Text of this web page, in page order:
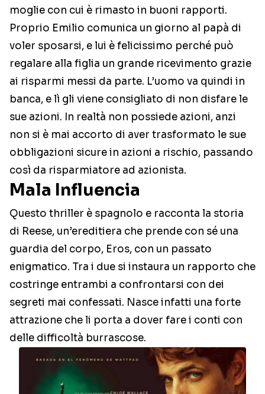
moglie con cui è rimasto in buoni rapporti.
Proprio Emilio comunica un giorno al papà di
voler sposarsi, e lui è felicissimo perché può
regalare alla figlia un grande ricevimento grazie
ai risparmi messi da parte. L’uomo va quindi in
banca, e lì gli viene consigliato di non disfare le
sue azioni. In realtà non possiede azioni, anzi
non si è mai accorto di aver trasformato le sue
obbligazioni sicure in azioni a rischio, passando
così da risparmiatore ad azionista.
Mala Influencia
Questo thriller è spagnolo e racconta la storia
di Reese, un’ereditiera che prende con sé una
guardia del corpo, Eros, con un passato
enigmatico. Tra i due si instaura un rapporto che
costringe entrambi a confrontarsi con dei
segreti mai confessati. Nasce infatti una forte
attrazione che li porta a dover fare i conti con
delle difficoltà burrascose.